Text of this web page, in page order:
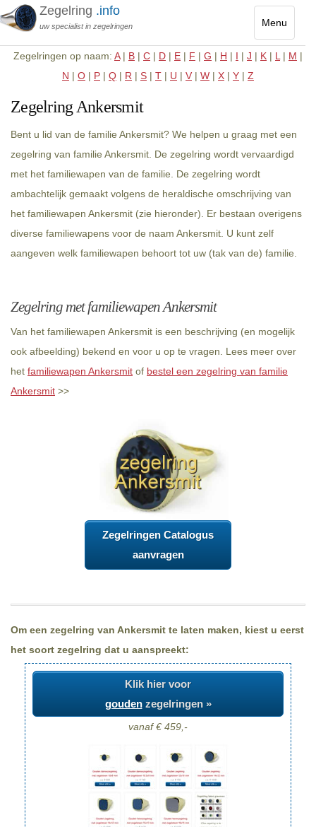
Menu
Toggle
Zegelring .info
uw specialist in zegelringen
Zegelringen op naam: A| B | C | D | E | F | G | H | I | J | K | L | M |
N | O | P | Q | R | S | T | U | V | W | X | Y | Z
Zegelring Ankersmit
Bent u lid van de familie Ankersmit? We helpen u graag met een
zegelring van familie Ankersmit. De zegelring wordt vervaardigd
met het familiewapen van de familie. De zegelring wordt
ambachtelijk gemaakt volgens de heraldische omschrijving van
het familiewapen Ankersmit (zie hieronder). Er bestaan overigens
diverse familiewapens voor de naam Ankersmit. U kunt zelf
aangeven welk familiewapen behoort tot uw (tak van de) familie.
Zegelring met familiewapen Ankersmit
Van het familiewapen Ankersmit is een beschrijving (en mogelijk
ook afbeelding) bekend en voor u op te vragen. Lees meer over
het familiewapen Ankersmit of bestel een zegelring van familie
Ankersmit >>
Zegelringen Catalogus
aanvragen
Om een zegelring van Ankersmit te laten maken, kiest u eerst
het soort zegelring dat u aanspreekt:
Klik hier voor
goudenzegelringen »
vanaf € 459,-